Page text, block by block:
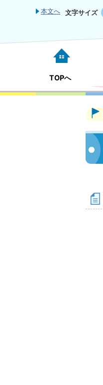
本文へ 文字サイズ
TOPへ